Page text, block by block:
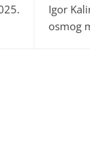
Igor
osmog